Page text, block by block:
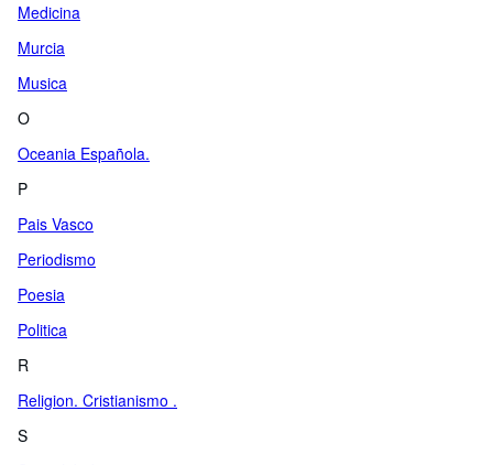
Medicina
Murcia
Musica
O
Oceania Española.
P
Pais Vasco
Periodismo
Poesia
Politica
R
Religion. Cristianismo .
S